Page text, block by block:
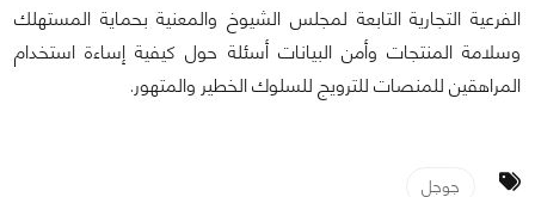
الفرعية التجارية التابعة لمجلس الشيوخ والمعنية بحماية المستهلك
وسلامة المنتجات وأمن البيانات أسئلة حول كيفية إساءة استخدام
المراهقين للمنصات للترويج للسلوك الخطير والمتهور.
جوجل